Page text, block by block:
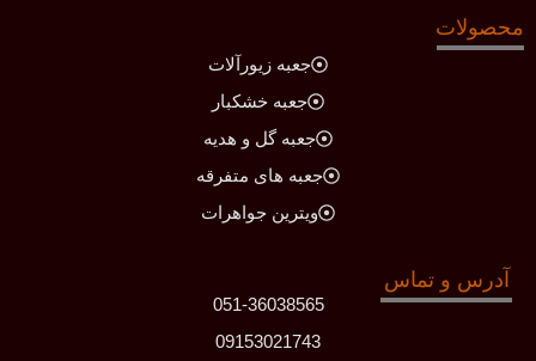
محصولات
جعبه زیورآلات
جعبه خشکبار
جعبه گل و هدیه
جعبه های متفرقه
ویترین جواهرات
آدرس و تماس
051-36038565
09153021743